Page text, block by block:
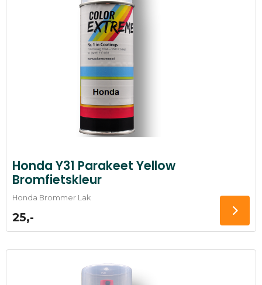
Honda Y31 Parakeet Yellow
Bromfietskleur
Honda Brommer Lak
25,-